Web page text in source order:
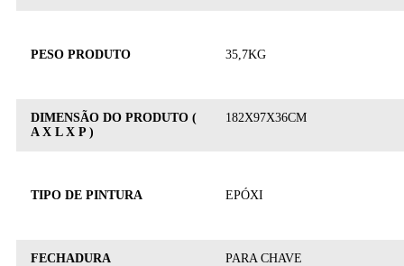
PESO PRODUTO 35,7KG
DIMENSÃO DO PRODUTO (
A X L X P )
182X97X36CM
TIPO DE PINTURA EPÓXI
FECHADURA PARA CHAVE